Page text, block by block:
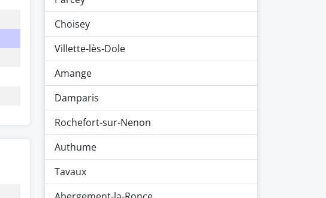
Choisey
Villette-lès-Dole
Amange
Damparis
Rochefort-sur-Nenon
Authume
Tavaux